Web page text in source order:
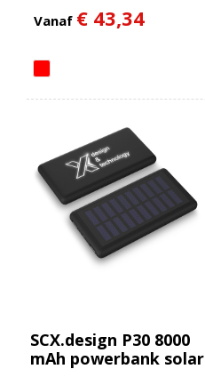
Vanaf € 43,34
SCX.design P30 8000
mAh powerbank solar